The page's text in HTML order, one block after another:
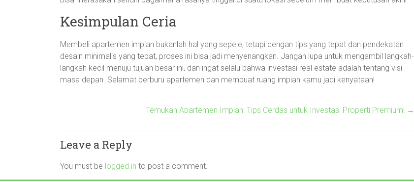
Kesimpulan Ceria
Membeli apartemen impian bukanlah hal yang sepele, tetapi dengan tips yang tepat dan pendekatan
desain minimalis yang tepat, proses ini bisa jadi menyenangkan. Jangan lupa untuk mengambil langkah-
langkah kecil menuju tujuan besar ini, dan ingat selalu bahwa investasi real estate adalah tentang visi
masa depan. Selamat berburu apartemen dan membuat ruang impian kamu jadi kenyataan!
Temukan Apartemen Impian: Tips Cerdas untuk Investasi Properti Premium! →
Leave a Reply
You must be logged in to post a comment.